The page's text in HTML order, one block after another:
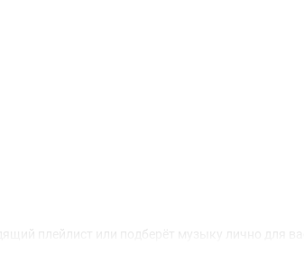
плейлист или подберёт музыку лично для